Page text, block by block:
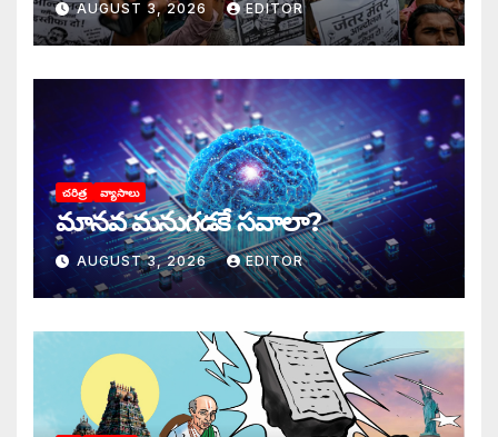
AUGUST 3, 2026 EDITOR
చరిత్ర వ్యాసాలు
మానవ మనుగడకే సవాలా?
AUGUST 3, 2026 EDITOR